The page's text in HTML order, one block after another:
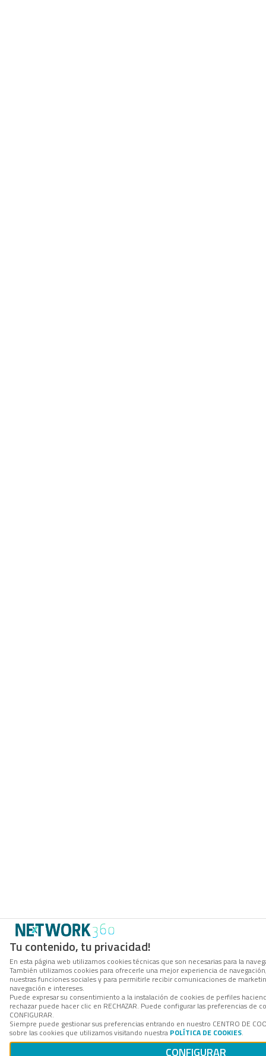
Tu contenido, tu privacidad!
En esta página web utilizamos cookies técnicas que son necesarias para la
También utilizamos cookies para ofrecerle una mejor experiencia de
nuestras funciones sociales y para permitirle recibir comunicaciones de
navegación e intereses.
Puede expresar su consentimiento a la instalación de cookies de perfiles
rechazar puede hacer clic en RECHAZAR. Puede configurar las preferencias de
CONFIGURAR.
Siempre puede gestionar sus preferencias entrando en nuestro CENTRO DE
sobre las cookies que utilizamos visitando nuestra POLÍTICA DE COOKIES.
CONFIGURAR